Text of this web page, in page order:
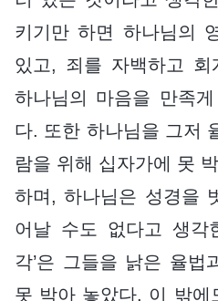
키기만 하면 하나님의
있고, 죄를 자백하고 회
하나님의 마음을 만족
다. 또한 하나님을 그저
람을 위해 십자가에 못
하며, 하나님은 성경을
어날 수도 없다고 생각
각’은 그들을 낡은 율법
못 박아 놓았다. 이 밖에